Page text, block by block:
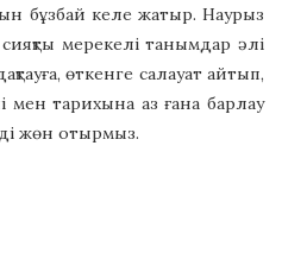
бұзбай келе жатыр. Наурыз
мерекелі танымдар әлі
өткенге салауат айтып,
мен тарихына аз ғана барлау
жөн отырмыз.